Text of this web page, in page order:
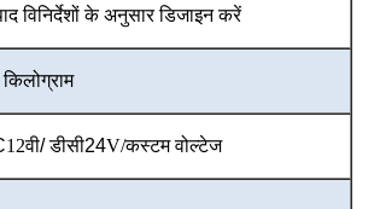
विनिर्देशों के अनुसार डिजाइन करें
12वी/ डीसी24V/कस्टम वोल्टेज